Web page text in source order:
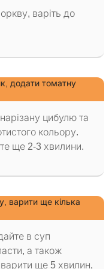
варіть до
додати томатну
цибулю та
кольору.
ще 2-3 хвилини.
варити ще кілька
в суп
а також
ще 5 хвилин,